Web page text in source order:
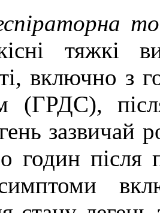
тяжкі
включно з
(ГРДС),
зазвичай
годин після